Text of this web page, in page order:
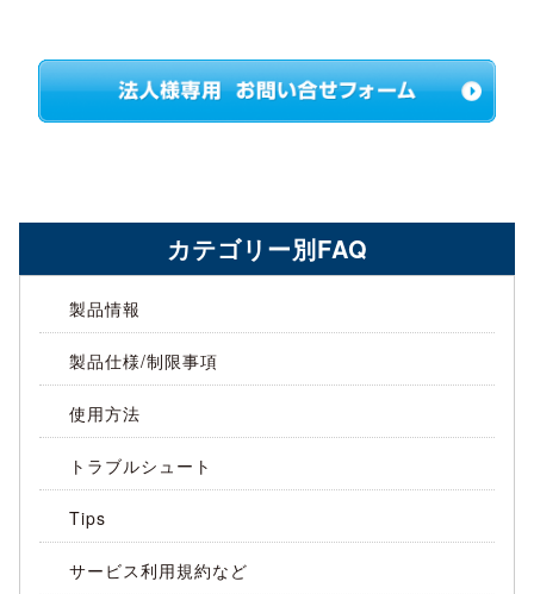
カテゴリー別FAQ
製品情報
製品仕様/制限事項
使用方法
トラブルシュート
Tips
サービス利用規約など